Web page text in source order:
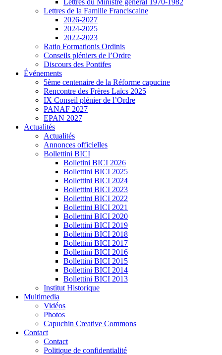
Lettres du Ministre général 1970-1982
Lettres de la Famille Franciscaine
2026-2027
2024-2025
2022-2023
Ratio Formationis Ordinis
Conseils pléniers de l’Ordre
Discours des Pontifes
Événements
5ème centenaire de la Réforme capucine
Rencontre des Frères Laïcs 2025
IX Conseil plénier de l’Ordre
PANAF 2027
EPAN 2027
Actualités
Actualités
Annonces officielles
Bollettini BICI
Bolletini BICI 2026
Bollettini BICI 2025
Bollettini BICI 2024
Bollettini BICI 2023
Bollettini BICI 2022
Bollettini BICI 2021
Bollettini BICI 2020
Bollettini BICI 2019
Bollettini BICI 2018
Bollettini BICI 2017
Bollettini BICI 2016
Bollettini BICI 2015
Bollettini BICI 2014
Bollettini BICI 2013
Institut Historique
Multimedia
Vidéos
Photos
Capuchin Creative Commons
Contact
Contact
Politique de confidentialité